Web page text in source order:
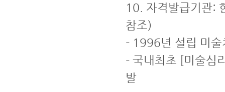
10. 자격발급기관:
참조)
- 1996년 설립 미술
- 국내최초 [미술심
발